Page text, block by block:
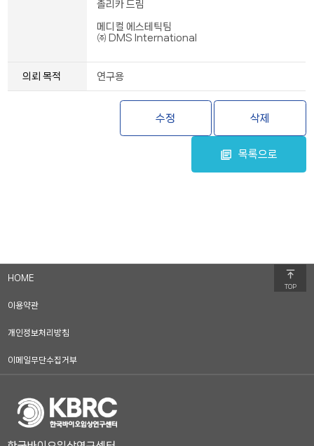
졸리카 드림
메디컬 에스테틱팀
㈜ DMS International
의뢰 목적 연구용
수정 삭제
목록으로
HOME
이용약관
개인정보처리방침
이메일무단수집거부
TOP